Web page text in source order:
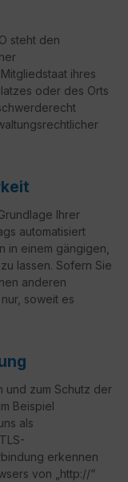
steht den
ihres
oder des Orts
Ihrer
automatisiert
in einem gängigen,
lassen. Sofern Sie
anderen
soweit es
und zum Schutz der
Beispiel
als
erkennen
von „http://“